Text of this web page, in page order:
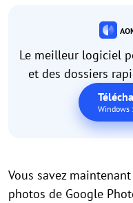
Le meilleur logiciel
et des dossiers
Vous savez
photos de Google